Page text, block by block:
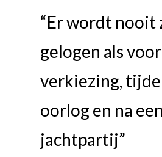
“Er wordt nooit
gelogen als
verkiezing,
oorlog en na een
jachtpartij”